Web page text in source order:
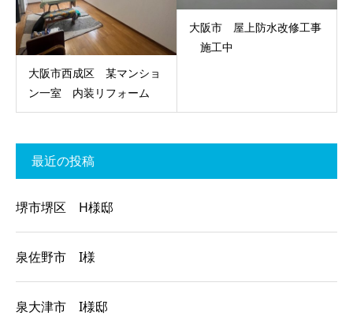
大阪市西成区 某マンショ
ン一室 内装リフォーム
大阪市 屋上防水改修工事
施工中
最近の投稿
堺市堺区 H様邸
泉佐野市 I様
泉大津市 I様邸